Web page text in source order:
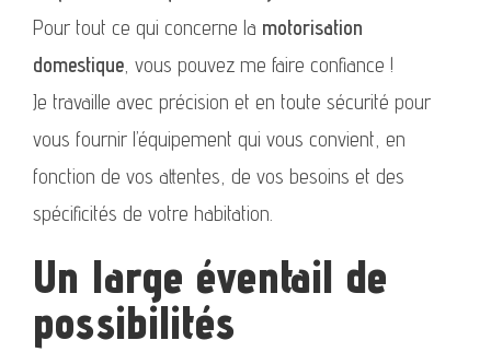
Pour tout ce qui concerne la motorisation
domestique , vous pouvez me faire confiance !
Je travaille avec précision et en toute sécurité pour
vous fournir l’équipement qui vous convient, en
fonction de vos attentes, de vos besoins et des
spécificités de votre habitation.
Un large éventail de
possibilités